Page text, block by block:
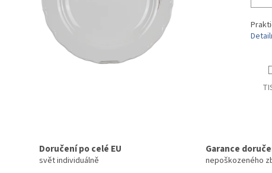
Doručení po celé EU
svět individuálně
Garance
nepoškozeného